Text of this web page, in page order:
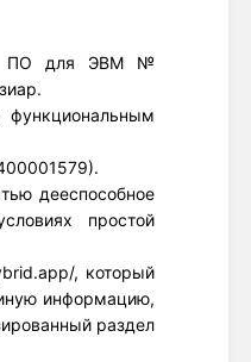
ПО для ЭВМ №
функциональным
дееспособное
простой
, который
информацию,
раздел